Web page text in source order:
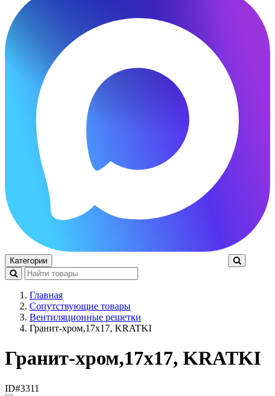
Категории
Главная
Сопутствующие товары
Вентиляционные решетки
Гранит-хром,17x17, KRATKI
Гранит-хром,17x17, KRATKI
ID#3311